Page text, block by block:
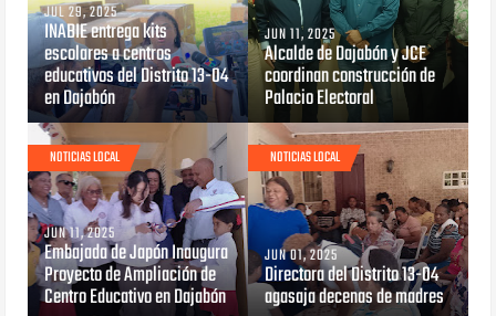
JUL 29, 2025
INABIE entrega kits
escolares a centros
educativos del Distrito 13-04
en Dajabón
JUN 11, 2025
Alcalde de Dajabón y JCE
coordinan construcción de
Palacio Electoral
NOTICIAS LOCAL
JUN 11, 2025
Embajada de Japón Inaugura
Proyecto de Ampliación de
Centro Educativo en Dajabón
NOTICIAS LOCAL
JUN 01, 2025
Directora del Distrito 13-04
agasaja decenas de madres